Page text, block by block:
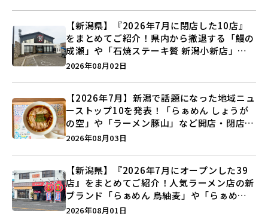
【新潟県】『2026年7月に閉店した10店』
をまとめてご紹介！県内から撤退する「鰻の
成瀬」や「石焼ステーキ贅 新潟小新店」が
営業に幕…。
2026年08月02日
【2026年7月】新潟で話題になった地域ニュ
ーストップ10を発表！「らぁめん しょうが
の空」や「ラーメン豚山」など開店・閉店の
注目記事をランキングでご紹介♪
2026年08月03日
【新潟県】『2026年7月にオープンした39
店』をまとめてご紹介！人気ラーメン店の新
ブランド「らぁめん 鳥紬麦」や「らぁめん
しょうがの空」など盛りだくさん♪
2026年08月01日